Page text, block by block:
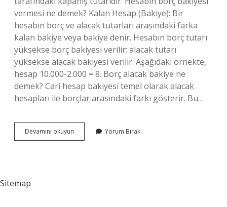
vermesi ne demek? Kalan Hesap (Bakiye): Bir
hesabın borç ve alacak tutarları arasındaki farka
kalan bakiye veya bakiye denir. Hesabın borç tutarı
yüksekse borç bakiyesi verilir; alacak tutarı
yüksekse alacak bakiyesi verilir. Aşağıdaki örnekte,
hesap 10.000-2.000 = 8. Borç alacak bakiye ne
demek? Cari hesap bakiyesi temel olarak alacak
hesapları ile borçlar arasındaki farkı gösterir. Bu…
Devamını okuyun
Bakiyesi
Yorum Bırak
Sitemap